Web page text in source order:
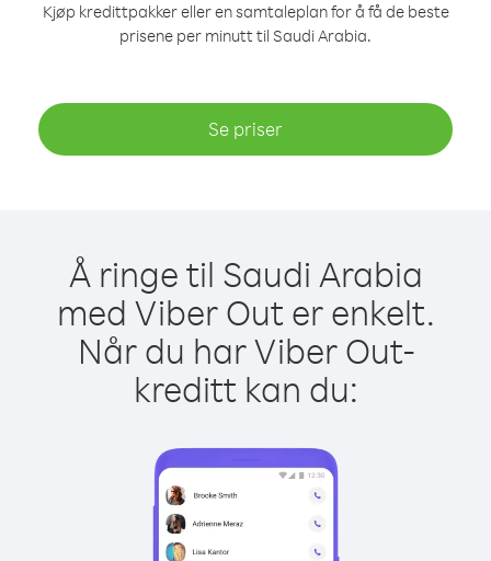
Kjøp kredittpakker eller en samtaleplan for å få de beste
prisene per minutt til Saudi Arabia.
Se priser
Å ringe til Saudi Arabia
med Viber Out er enkelt.
Når du har Viber Out-
kreditt kan du: